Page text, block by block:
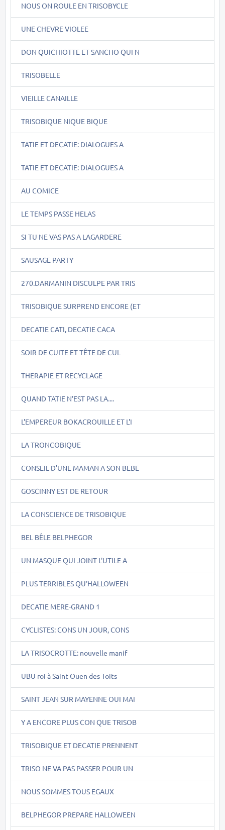
NOUS ON ROULE EN TRISOBYCLE
UNE CHEVRE VIOLEE
DON QUICHIOTTE ET SANCHO QUI N
TRISOBELLE
VIEILLE CANAILLE
TRISOBIQUE NIQUE BIQUE
TATIE ET DECATIE: DIALOGUES A
TATIE ET DECATIE: DIALOGUES A
AU COMICE
LE TEMPS PASSE HELAS
SI TU NE VAS PAS A LAGARDERE
SAUSAGE PARTY
270.DARMANIN DISCULPE PAR TRIS
TRISOBIQUE SURPREND ENCORE (ET
DECATIE CATI, DECATIE CACA
SOIR DE CUITE ET TÊTE DE CUL
THERAPIE ET RECYCLAGE
QUAND TATIE N'EST PAS LA....
L'EMPEREUR BOKACROUILLE ET L'I
LA TRONCOBIQUE
CONSEIL D'UNE MAMAN A SON BEBE
GOSCINNY EST DE RETOUR
LA CONSCIENCE DE TRISOBIQUE
BEL BÊLE BELPHEGOR
UN MASQUE QUI JOINT L'UTILE A
PLUS TERRIBLES QU'HALLOWEEN
DECATIE MERE-GRAND 1
CYCLISTES: CONS UN JOUR, CONS
LA TRISOCROTTE: nouvelle manif
UBU roi à Saint Ouen des Toits
SAINT JEAN SUR MAYENNE OUI MAI
Y A ENCORE PLUS CON QUE TRISOB
TRISOBIQUE ET DECATIE PRENNENT
TRISO NE VA PAS PASSER POUR UN
NOUS SOMMES TOUS EGAUX
BELPHEGOR PREPARE HALLOWEEN